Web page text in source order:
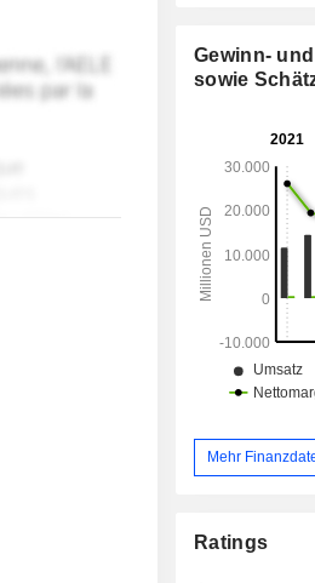
Gewinn-
sowie
Mehr
Ratings